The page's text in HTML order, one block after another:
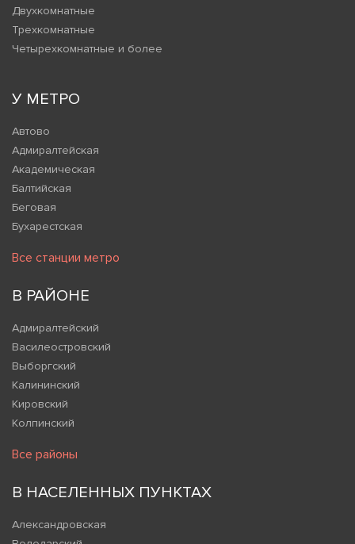
Двухкомнатные
Трехкомнатные
Четырехкомнатные и более
У МЕТРО
Автово
Адмиралтейская
Академическая
Балтийская
Беговая
Бухарестская
Все станции метро
В РАЙОНЕ
Адмиралтейский
Василеостровский
Выборгский
Калининский
Кировский
Колпинский
Все районы
В НАСЕЛЕННЫХ ПУНКТАХ
Александровская